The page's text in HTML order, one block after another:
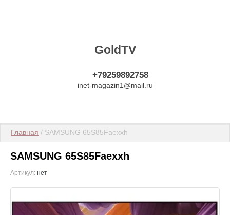
GoldTV
+79259892758
inet-magazin1@mail.ru
Главная / SAMSUNG 65S85Faexxh
SAMSUNG 65S85Faexxh
Артикул: нет